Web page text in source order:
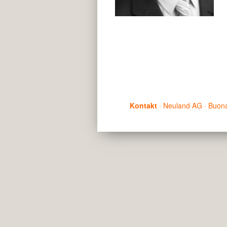
Kontakt· Neuland AG ·